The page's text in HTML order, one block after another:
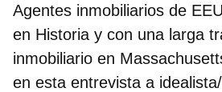
Agentes inmobiliarios de
en Historia y con una larga
inmobiliario en
en esta entrevista a